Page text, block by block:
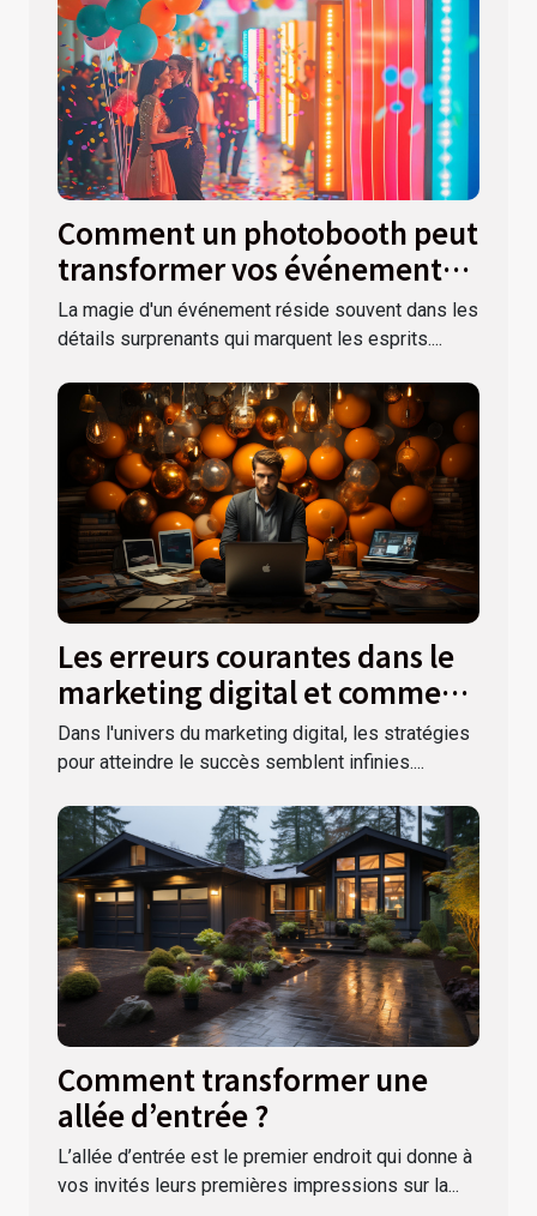
Comment un photobooth peut
transformer vos événements
festifs
La magie d'un événement réside souvent dans les
détails surprenants qui marquent les esprits....
Les erreurs courantes dans le
marketing digital et comment
les éviter
Dans l'univers du marketing digital, les stratégies
pour atteindre le succès semblent infinies....
Comment transformer une
allée d’entrée ?
L’allée d’entrée est le premier endroit qui donne à
vos invités leurs premières impressions sur la...